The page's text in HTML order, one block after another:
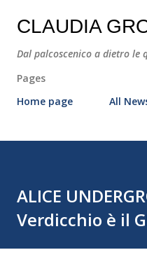
Passa ai
CLAUDIA
Dal palcoscenico a dietro le
Pages
Home page
All
ALICE
Verdicchio è il